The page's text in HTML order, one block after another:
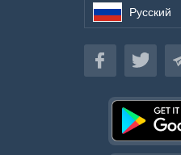
Русский
Русский